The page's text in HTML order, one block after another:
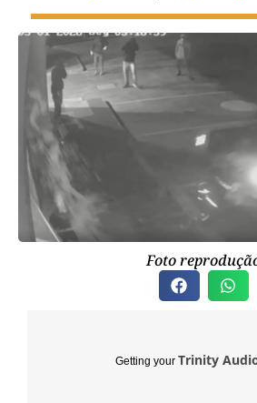
Foto
Getting your Trinity